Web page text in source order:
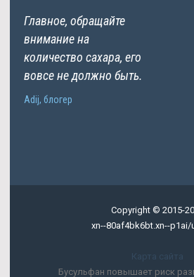
Главное, обращайте
внимание на
количество сахара, его
вовсе не должно быть.
Adij, блогер
Copyright © 2015-
xn--80af4bk6bt.xn--
Карта сайта
Бусульфан повышает риск